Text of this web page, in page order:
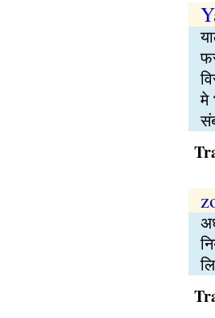
मे